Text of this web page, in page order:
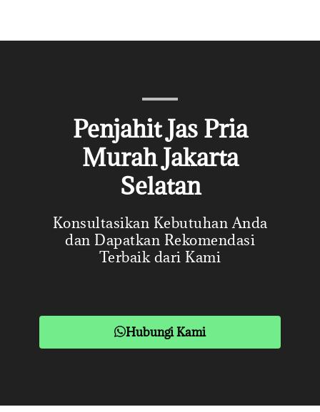
Penjahit Jas Pria
Murah Jakarta
Selatan
Konsultasikan Kebutuhan Anda
dan Dapatkan Rekomendasi
Terbaik dari Kami
Hubungi Kami